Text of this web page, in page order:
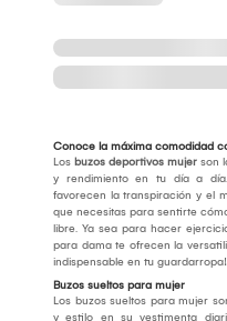
Conoce la máxima comodidad
Los buzos deportivos mujer son
y rendimiento en tu día a
favorecen la transpiración y el
que necesitas para sentirte
libre. Ya sea para hacer
para dama te ofrecen la
indispensable en tu guardarropa!
Buzos sueltos para mujer
Los buzos sueltos para mujer
y estilo en su vestimenta